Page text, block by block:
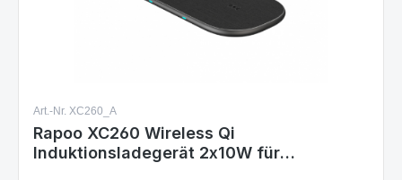
Art.-Nr. XC260_A
Rapoo XC260 Wireless Qi
Induktionsladegerät 2x10W für